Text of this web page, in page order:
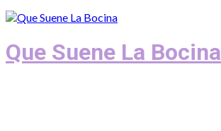
Que Suene La Bocina